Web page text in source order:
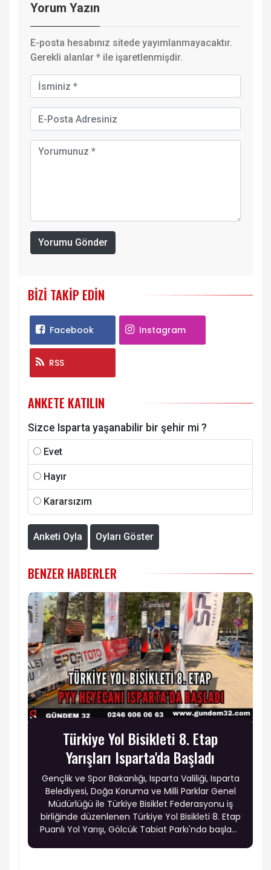
Yorum Yazın
E-posta hesabınız sitede yayımlanmayacaktır.
Gerekli alanlar * ile işaretlenmişdir.
Yorumu Gönder
BIZI TAKIP EDIN
Facebook Instagram
RSS
ANKETE KATILIN
Sizce Isparta yaşanabilir bir şehir mi ?
Evet
Hayır
Kararsızım
Anketi Oyla Oyları Göster
BENZER HABERLER
Türkiye Yol Bisikleti 8. Etap
Yarışları Isparta'da Başladı
Gençlik ve Spor Bakanlığı, Isparta Valiliği, Isparta
Belediyesi, Doğa Koruma ve Milli Parklar Genel
Müdürlüğü ile Türkiye Bisiklet Federasyonu iş
birliğinde düzenlenen Türkiye Yol Bisikleti 8. Etap
Puanlı Yol Yarışı, Gölcük Tabiat Parkı'nda başladı.